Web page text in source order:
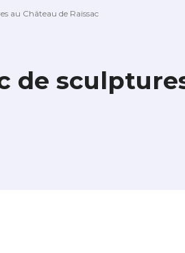
au Château de Raissac
de